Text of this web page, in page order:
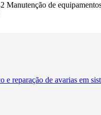
Manutenção de
e reparação de avarias em